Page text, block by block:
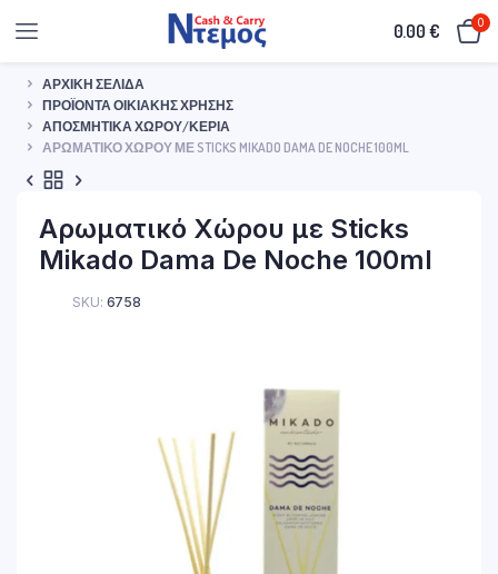
0.00€ 0
ΑΡΧΙΚΉ ΣΕΛΊΔΑ
ΠΡΟΪΌΝΤΑ ΟΙΚΙΑΚΉΣ ΧΡΉΣΗΣ
ΑΠΟΣΜΗΤΙΚΆ ΧΏΡΟΥ/ΚΕΡΊΑ
ΑΡΩΜΑΤΙΚΌ ΧΏΡΟΥ ΜΕ STICKS MIKADO DAMA DE NOCHE 100ML
Αρωματικό Χώρου με Sticks
Mikado Dama De Noche 100ml
SKU: 6758